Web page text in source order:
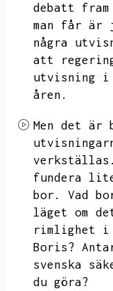
debatt
man får är
några
att
utvisning i
åren.
Men det är
verkställas.
fundera
bor.
Vad
läget om
rimlighet i
Boris?
svenska
du göra?